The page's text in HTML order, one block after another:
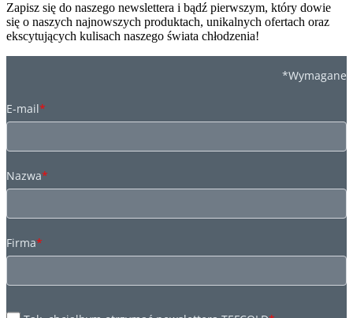
Zapisz się do naszego newslettera i bądź pierwszym, który dowie
się o naszych najnowszych produktach, unikalnych ofertach oraz
ekscytujących kulisach naszego świata chłodzenia!
*Wymagane
E-mail*
Nazwa*
Firma*